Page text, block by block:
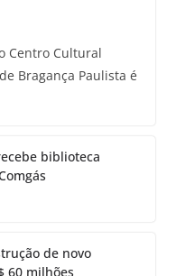
Centro Cultural
Bragança Paulista é
biblioteca
de novo
60 milhões